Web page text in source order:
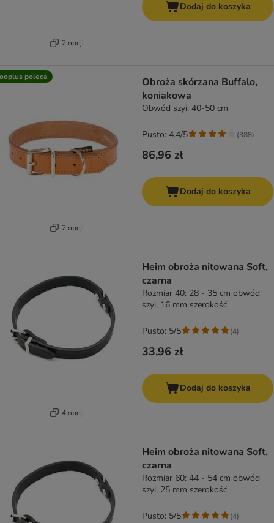
2 opcji
Dodaj do koszyka
poleca
2 opcji
Obroża skórzana Buffalo,
koniakowa
Obwód szyi: 40-50 cm
86,96 zł
Pusto: 4.4/5 (388)
Dodaj do koszyka
4 opcji
Heim obroża nitowana Soft,
czarna
Rozmiar 40: 28 - 35 cm obwód
szyi, 16 mm szerokość
33,96 zł
Pusto: 5/5 (4)
Dodaj do koszyka
Heim obroża nitowana Soft,
czarna
Rozmiar 60: 44 - 54 cm obwód
szyi, 25 mm szerokość
Pusto: 5/5 (4)